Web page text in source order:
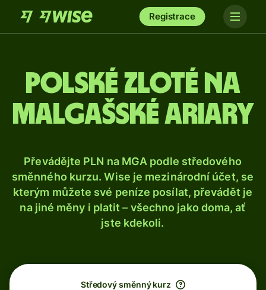
Registrace
Polské zloté na
malgašské ariary
Převádějte PLN na MGA podle středového
směnného kurzu. Wise je mezinárodní účet, se
kterým můžete své peníze posílat, převádět je
na jiné měny i platit – všechno jako doma, ať
jste kdekoli.
Středový směnný kurz